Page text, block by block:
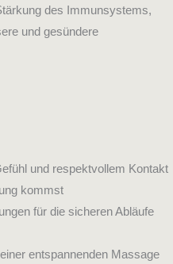
des Immunsystems,
und gesündere
und respektvollem Kontakt
kommst
für die sicheren Abläufe
entspannenden Massage